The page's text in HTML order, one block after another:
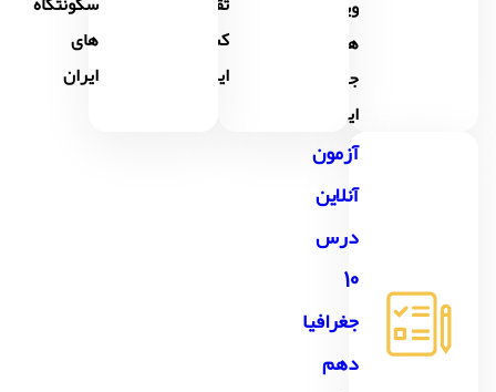
ویژگی
های
جمعیت
ایران
کشوری
ایران
های
ایران
آزمون
آنلاین
درس
10
جغرافیا
دهم